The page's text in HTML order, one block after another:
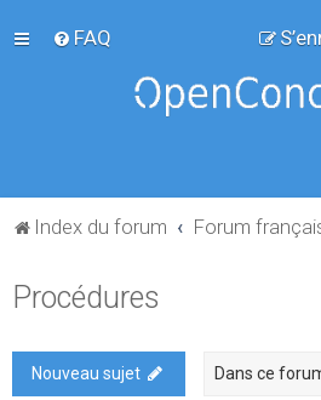
FAQ
Index du forum Forum
Procédures
Nouveau sujet